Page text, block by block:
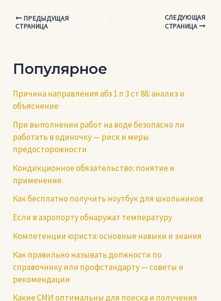
Навигация
ПРЕДЫДУЩАЯ
СТРАНИЦА
СЛЕДУЮЩАЯ
СТРАНИЦА
Популярное
Причина направления абз 1 п 3 ст 88: анализ и
объяснение
При выполнении работ на воде безопасно ли
работать в одиночку — риск и меры
предосторожности
Кондикционное обязательство: понятие и
применение.
Как бесплатно получить ноутбук для школьников
Если в аэропорту обнаружат температуру
Компетенции юриста: основные навыки и знания
Как правильно называть должности по
справочнику или профстандарту — советы и
рекомендации
Какие СМИ оптимальны для поиска и получения